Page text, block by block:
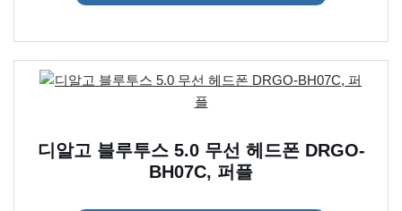
디알고 블루투스 5.0 무선 헤드폰 DRGO-
BH07C, 퍼플